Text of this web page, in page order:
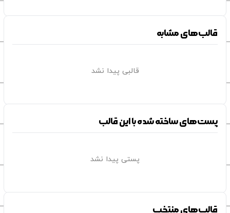
قالب‌های مشابه
قالبی پیدا نشد
پست‌های ساخته شده با این قالب
پستی پیدا نشد
قالب‌های منتخب